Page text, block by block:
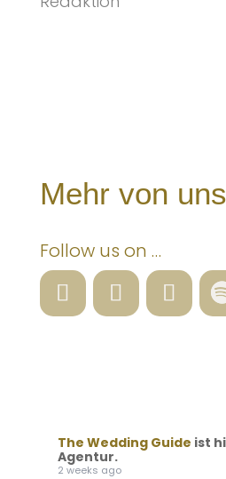
Mehr von
Follow us on …
The Wedding Guide ist
Agentur.
2 weeks ago